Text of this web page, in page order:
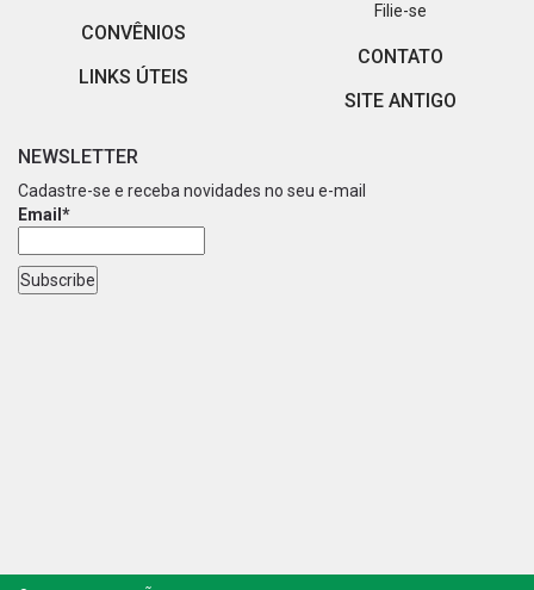
CONVÊNIOS
LINKS ÚTEIS
Filie-se
CONTATO
SITE ANTIGO
NEWSLETTER
Cadastre-se e receba novidades no seu e-mail
Email*